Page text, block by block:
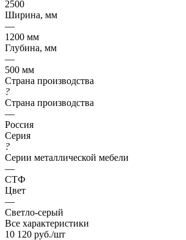
2500
Ширина, мм
—
1200 мм
Глубина, мм
—
500 мм
Страна производства
?
Страна производства
—
Россия
Серия
?
Серии металлической мебели
—
СТФ
Цвет
—
Светло-серый
Все характеристики
10 120 руб./шт